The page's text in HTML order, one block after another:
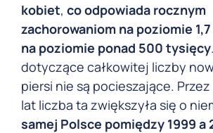
kobiet, co odpowiada rocznym
zachorowaniom na poziomie
na poziomie ponad 500 tysięcy
dotyczące całkowitej liczby
piersi nie są pocieszające.
lat liczba ta zwiększyła się o
samej Polsce pomiędzy 1999 a